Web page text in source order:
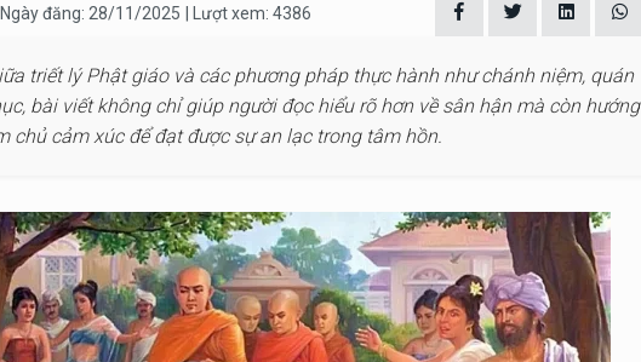
đăng: 28/11/2025 | Lượt xem: 4386
triết lý Phật giáo và các phương pháp thực hành như chánh niệm, quán
bài viết không chỉ giúp người đọc hiểu rõ hơn về sân hận mà còn hướng
chủ cảm xúc để đạt được sự an lạc trong tâm hồn.